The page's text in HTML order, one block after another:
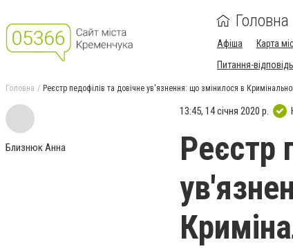
Головна
Афіша Карта
Питання-відповідь
Головна Реєстр педофілів та довічне ув'язнення: що змінилося в
Близнюк Анна
13:45, 14 січня 2020 р.
Реєстр